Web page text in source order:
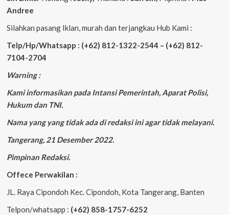
Andree
Silahkan pasang Iklan, murah dan terjangkau Hub Kami :
Telp/Hp/Whatsapp : (+62) 812-1322-2544 – (+62) 812-
7104-2704
Warning :
Kami informasikan pada Intansi Pemerintah, Aparat Polisi,
Hukum dan TNI.
Nama yang yang tidak ada di redaksi ini agar tidak melayani.
Tangerang, 21 Desember 2022.
Pimpinan Redaksi.
Offece Perwakilan :
JL. Raya Cipondoh Kec. Cipondoh, Kota Tangerang, Banten
Telpon/whatsapp : (+62) 858-1757-6252